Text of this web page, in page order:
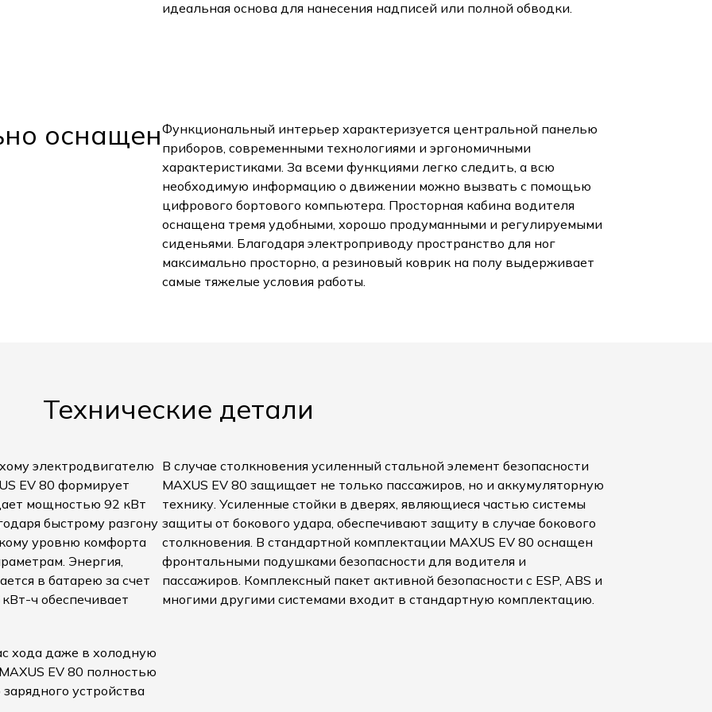
идеальная основа для нанесения надписей или полной обводки.
оснащенФункциональный интерьер характеризуется центральной панелью
приборов, современными технологиями и эргономичными
характеристиками. За всеми функциями легко следить, а всю
необходимую информацию о движении можно вызвать с помощью
цифрового бортового компьютера. Просторная кабина водителя
оснащена тремя удобными, хорошо продуманными и регулируемыми
сиденьями. Благодаря электроприводу пространство для ног
максимально просторно, а резиновый коврик на полу выдерживает
самые тяжелые условия работы.
Технические детали
электродвигателю
EV 80 формирует
мощностью 92 кВт
быстрому разгону
уровню комфорта
Энергия,
в батарею за счет
ч обеспечивает
хода даже в холодную
EV 80 полностью
устройства
В случае столкновения усиленный стальной элемент безопасности
MAXUS EV 80 защищает не только пассажиров, но и аккумуляторную
технику. Усиленные стойки в дверях, являющиеся частью системы
защиты от бокового удара, обеспечивают защиту в случае бокового
столкновения. В стандартной комплектации MAXUS EV 80 оснащен
фронтальными подушками безопасности для водителя и
пассажиров. Комплексный пакет активной безопасности с ESP, ABS и
многими другими системами входит в стандартную комплектацию.